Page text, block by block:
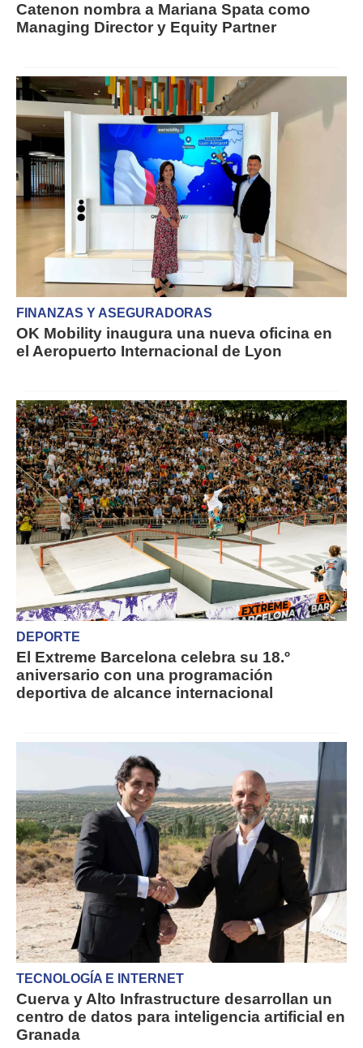
Catenon nombra a Mariana Spata como
Managing Director y Equity Partner
FINANZAS Y ASEGURADORAS
OK Mobility inaugura una nueva oficina en
el Aeropuerto Internacional de Lyon
DEPORTE
El Extreme Barcelona celebra su 18.º
aniversario con una programación
deportiva de alcance internacional
TECNOLOGÍA E INTERNET
Cuerva y Alto Infrastructure desarrollan un
centro de datos para inteligencia artificial en
Granada